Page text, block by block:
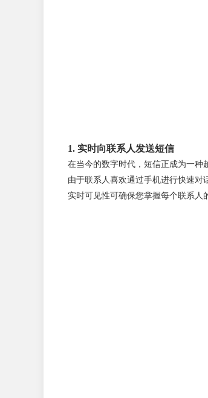
1. 实时向联系人发送短信
在当今的数字时代，短信正成为一种
由于联系人喜欢通过手机进行快速对
实时可见性可确保您掌握每个联系人